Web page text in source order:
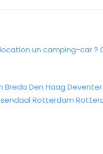
un camping-car ?
Breda Den Haag Deventer
Rotterdam